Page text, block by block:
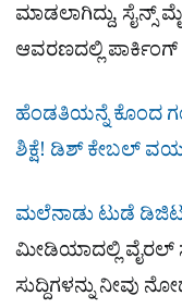
ಮಾಡಲಾಗಿದ್ದು,
ಆವರಣದಲ್ಲಿ ಪಾರ್ಕಿಂಗ್
ಹೆಂಡತಿಯನ್ನೆ ಕೊಂದ
ಶಿಕ್ಷೆ! ಡಿಶ್​ ಕೇಬಲ್​
ಮಲೆನಾಡು ಟುಡೆ
ಮೀಡಿಯಾದಲ್ಲಿ ವೈರಲ್​
ಸುದ್ದಿಗಳನ್ನು ನೀವು